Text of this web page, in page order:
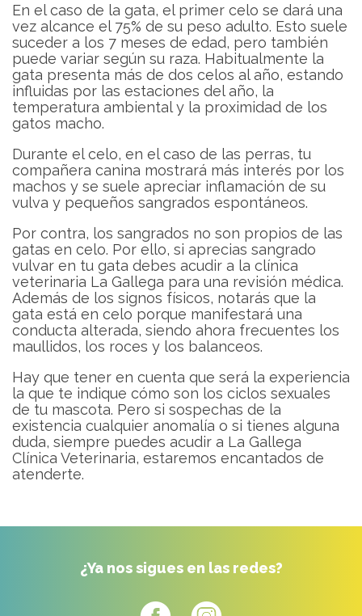
En el caso de la gata, el primer celo se dará una
vez alcance el 75% de su peso adulto. Esto suele
suceder a los 7 meses de edad, pero también
puede variar según su raza. Habitualmente la
gata presenta más de dos celos al año, estando
influidas por las estaciones del año, la
temperatura ambiental y la proximidad de los
gatos macho.
Durante el celo, en el caso de las perras, tu
compañera canina mostrará más interés por los
machos y se suele apreciar inflamación de su
vulva y pequeños sangrados espontáneos.
Por contra, los sangrados no son propios de las
gatas en celo. Por ello, si aprecias sangrado
vulvar en tu gata debes acudir a la clínica
veterinaria La Gallega para una revisión médica.
Además de los signos físicos, notarás que la
gata está en celo porque manifestará una
conducta alterada, siendo ahora frecuentes los
maullidos, los roces y los balanceos.
Hay que tener en cuenta que será la experiencia
la que te indique cómo son los ciclos sexuales
de tu mascota. Pero si sospechas de la
existencia cualquier anomalía o si tienes alguna
duda, siempre puedes acudir a La Gallega
Clínica Veterinaria, estaremos encantados de
atenderte.
¿Ya nos sigues en las redes?